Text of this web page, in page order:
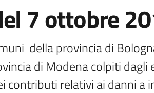
7 ottobre
della provincia di
di Modena colpiti
contributi relativi ai danni